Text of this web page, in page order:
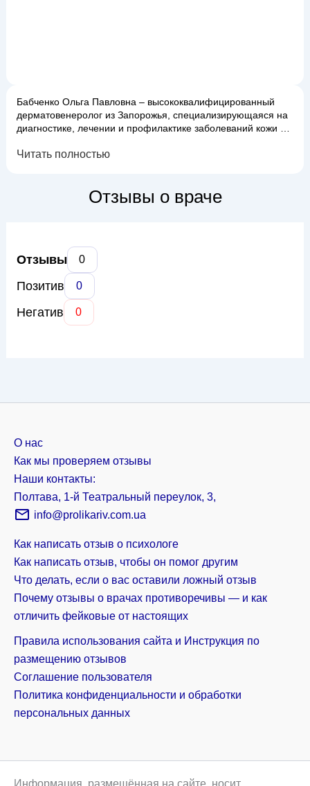
Бабченко Ольга Павловна – высококвалифицированный
дерматовенеролог из Запорожья, специализирующаяся на
диагностике, лечении и профилактике заболеваний кожи и
охватывает широкий спектр дерматологических проблем,
Ольга Павловна применяет комплексн...
Читать полностью
Отзывы о враче
Отзывы 0
Позитив 0
Негатив 0
О нас
Как мы проверяем отзывы
Наши контакты:
Полтава, 1-й Театральный переулок, 3,
info@prolikariv.com.ua
Как написать отзыв о психологе
Как написать отзыв, чтобы он помог другим
Что делать, если о вас оставили ложный отзыв
Почему отзывы о врачах противоречивы — и как
отличить фейковые от настоящих
Правила использования сайта и Инструкция по
размещению отзывов
Соглашение пользователя
Политика конфиденциальности и обработки
персональных данных
Информация, размещённая на сайте, носит